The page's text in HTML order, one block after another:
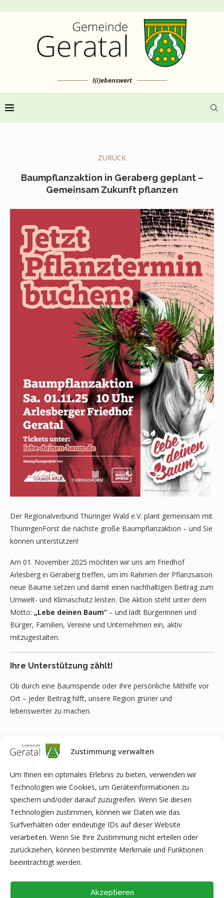
Zustimmung verwalten
Um Ihnen ein optimales Erlebnis zu bieten, verwenden wir
Technologien wie Cookies, um Geräteinformationen zu
speichern und/oder darauf zuzugreifen. Wenn Sie diesen
Technologien zustimmen, können wir Daten wie das
Surfverhalten oder eindeutige IDs auf dieser Website
verarbeiten. Wenn Sie Ihre Zustimmung nicht erteilen oder
zurückziehen, können bestimmte Merkmale und Funktionen
beeinträchtigt werden.
Akzeptieren
l(i)ebenswert
ZURÜCK
Baumpflanzaktion in Geraberg geplant –
Gemeinsam Zukunft pflanzen
Der Regionalverbund Thüringer Wald e.V. plant gemeinsam mit
ThüringenForst die nächste große Baumpflanzaktion – und Sie
können unterstützen!
Am 01. November 2025 möchten wir uns am Friedhof
Arlesberg in Geraberg treffen, um im Rahmen der Pflanzsaison
neue Bäume setzen und damit einen nachhaltigen Beitrag zum
Umwelt- und Klimaschutz leisten. Die Aktion steht unter dem
Motto: „Lebe deinen Baum“ – und lädt Bürgerinnen und
Bürger, Familien, Vereine und Unternehmen ein, aktiv
mitzugestalten.
Ihre Unterstützung zählt!
Ob durch eine Baumspende oder Ihre persönliche Mithilfe vor
Ort – jeder Beitrag hilft, unsere Region grüner und
lebenswerter zu machen.
Jetzt Baum spenden und Mitpflanzen!
Alle Informationen zur Aktion, zur Anmeldung sowie zur
Baumspende finden Sie unter:
www.thueringer-wald.com
Wir bedanken uns herzlich für Ihre Unterstützung und freuen
uns auf eine tatkräftige Beteiligung!
Regionalverbund Thüringer Wald e.V.